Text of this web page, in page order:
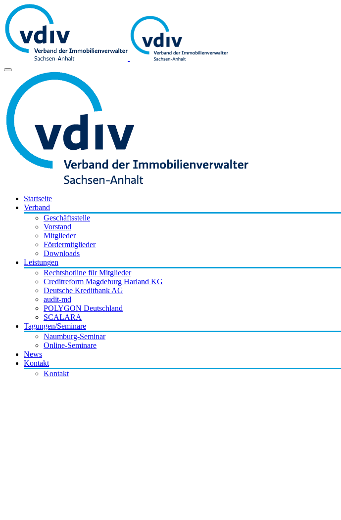
Startseite
Verband
Geschäftsstelle
Vorstand
Mitglieder
Fördermitglieder
Downloads
Leistungen
Rechtshotline für Mitglieder
Creditreform Magdeburg Harland KG
Deutsche Kreditbank AG
audit-md
POLYGON Deutschland
SCALARA
Tagungen/Seminare
Naumburg-Seminar
Online-Seminare
News
Kontakt
Kontakt